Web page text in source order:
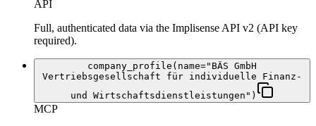
API
Full, authenticated data via the Implisense API v2 (API key
required).
company_profile(name="BÄS GmbH
Vertriebsgesellschaft für individuelle Finanz-
und Wirtschaftsdienstleistungen")
MCP